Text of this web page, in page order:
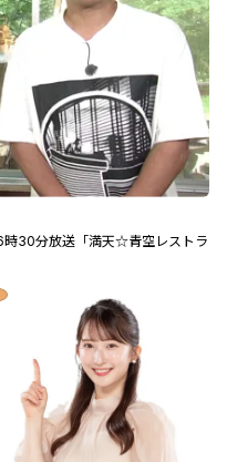
時30分放送「満天☆青空レストラ